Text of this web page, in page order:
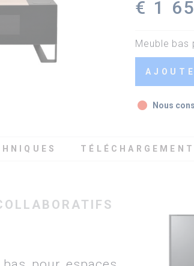
€ 1
Meuble bas
fiber_manual_record Nous